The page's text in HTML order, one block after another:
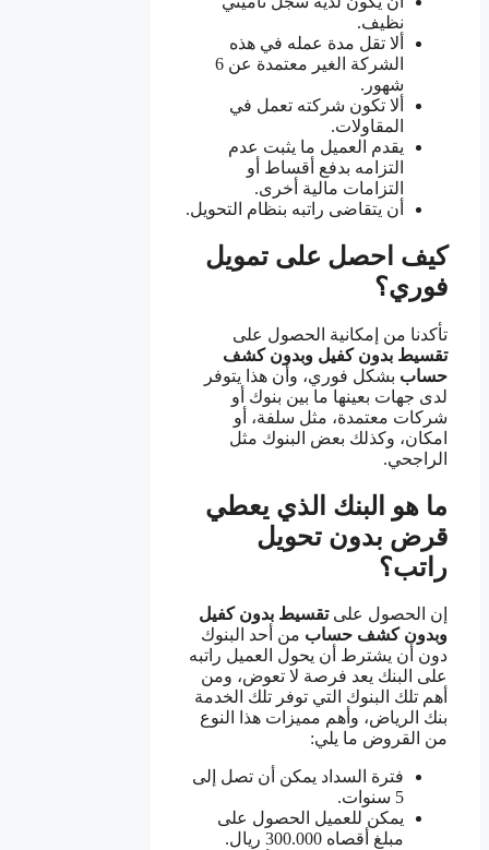
نظيف.
ألا تقل مدة عمله في هذه
الشركة الغير معتمدة عن 6
شهور.
ألا تكون شركته تعمل في
المقاولات.
يقدم العميل ما يثبت عدم
التزامه بدفع أقساط أو
التزامات مالية أخرى.
أن يتقاضى راتبه بنظام التحويل.
كيف احصل على تمويل
فوري؟
تأكدنا من إمكانية الحصول على
تقسيط بدون كفيل وبدون كشف
حساب بشكل فوري، وأن هذا يتوفر
لدى جهات بعينها ما بين بنوك أو
شركات معتمدة، مثل سلفة، أو
امكان، وكذلك بعض البنوك مثل
الراجحي.
ما هو البنك الذي يعطي
قرض بدون تحويل
راتب؟
إن الحصول علىتقسيط بدون كفيل
وبدون كشف حساب من أحد البنوك
دون أن يشترط أن يحول العميل راتبه
على البنك يعد فرصة لا تعوض، ومن
أهم تلك البنوك التي توفر تلك الخدمة
بنك الرياض، وأهم مميزات هذا النوع
من القروض ما يلي:
فترة السداد يمكن أن تصل إلى
5 سنوات.
يمكن للعميل الحصول على
مبلغ أقصاه 300.000 ريال.